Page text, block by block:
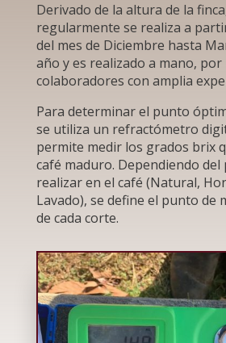
Derivado de la altura de la
regularmente se realiza a
del mes de Diciembre hasta
año y es realizado a mano, por
colaboradores con amplia
Para determinar el punto
se utiliza un refractómetro
permite medir los grados brix
café maduro. Dependiendo del
realizar en el café (Natural,
Lavado), se define el punto de
de cada corte.